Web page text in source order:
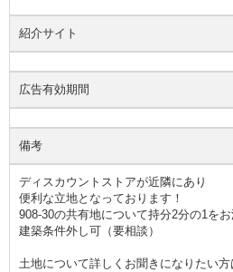
紹介サイト
広告有効期間
備考
ディスカウントストアが近隣にあり
便利な立地となっております！
908-30の共有地について持分2分の1を
建築条件外し可（要相談）
土地について詳しくお聞きになりたい方